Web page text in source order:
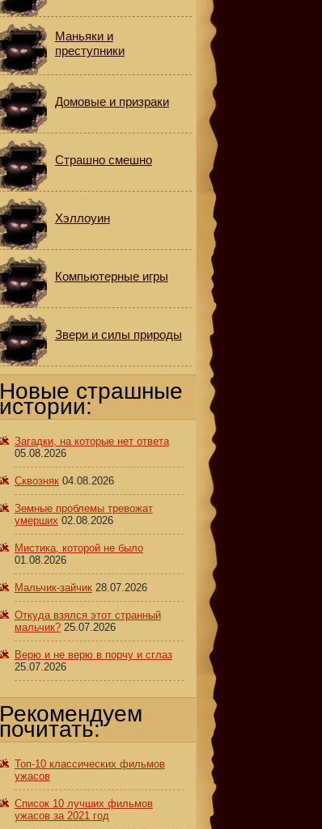
Маньяки и
преступники
Домовые и призраки
Страшно смешно
Хэллоуин
Компьютерные игры
Звери и силы природы
Новые страшные
истории:
Загадки, на которые нет ответа
05.08.2026
Сквозняк 04.08.2026
Земные проблемы тревожат
умерших 02.08.2026
Мистика, которой не было
01.08.2026
Мальчик-зайчик 28.07.2026
Откуда взялся этот странный
мальчик? 25.07.2026
Верю и не верю в порчу и сглаз
25.07.2026
Рекомендуем
почитать:
Топ-10 классических фильмов
ужасов
Список 10 лучших фильмов
ужасов за 2021 год